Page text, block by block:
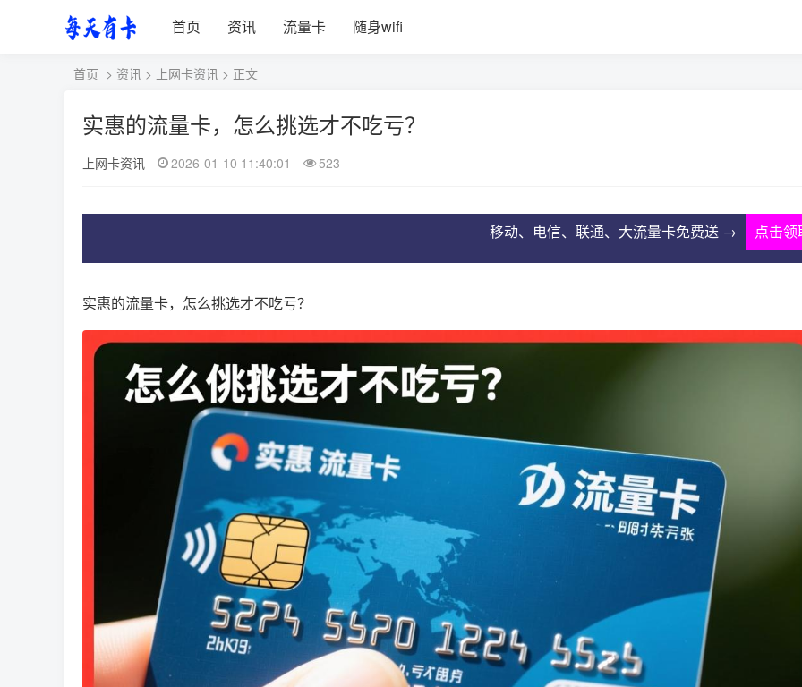
首页 资讯 流量卡 随身wifi
首页 > 资讯 > 上网卡资讯 > 正文
实惠的流量卡，怎么挑选才不吃亏？
上网卡资讯 2026-01-10 11:40:01 523
移动、电信、联通、大流量卡免费送 → 点击领
实惠的流量卡，怎么挑选才不吃亏？